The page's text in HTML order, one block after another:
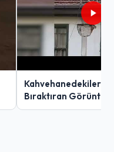
Kahvehanedekiler
Bıraktıran Görüntü!